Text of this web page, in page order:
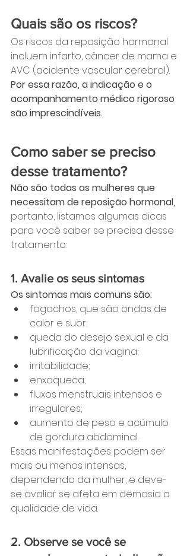
Quais são os riscos?
Os riscos da reposição hormonal
incluem infarto, câncer de mama e
AVC (acidente vascular cerebral).
Por essa razão, a indicação e o
acompanhamento médico rigoroso
são imprescindíveis.
Como saber se preciso
desse tratamento?
Não são todas as mulheres que
necessitam de reposição hormonal,
portanto, listamos algumas dicas
para você saber se precisa desse
tratamento:
1. Avalie os seus sintomas
Os sintomas mais comuns são:
fogachos, que são ondas de
calor e suor;
queda do desejo sexual e da
lubrificação da vagina;
irritabilidade;
enxaqueca;
fluxos menstruais intensos e
irregulares;
aumento de peso e acúmulo
de gordura abdominal.
Essas manifestações podem ser
mais ou menos intensas,
dependendo da mulher, e deve-
se avaliar se afeta em demasia a
qualidade de vida.
2. Observe se você se